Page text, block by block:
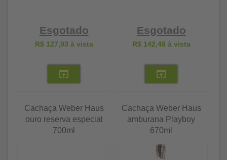
Esgotado
R$ 127,93 à vista
Esgotado
R$ 142,48 à vista
Cachaça Weber Haus
ouro reserva especial
700ml
Cachaça Weber Haus
amburana Playboy
670ml